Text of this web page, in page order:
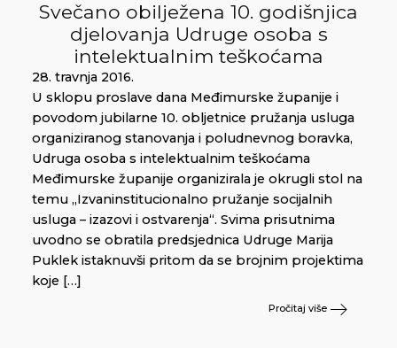
Svečano obilježena 10. godišnjica
djelovanja Udruge osoba s
intelektualnim teškoćama
28. travnja 2016.
U sklopu proslave dana Međimurske županije i
povodom jubilarne 10. obljetnice pružanja usluga
organiziranog stanovanja i poludnevnog boravka,
Udruga osoba s intelektualnim teškoćama
Međimurske županije organizirala je okrugli stol na
temu „Izvaninstitucionalno pružanje socijalnih
usluga – izazovi i ostvarenja“. Svima prisutnima
uvodno se obratila predsjednica Udruge Marija
Puklek istaknuvši pritom da se brojnim projektima
koje […]
Pročitaj više